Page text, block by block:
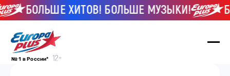
БОЛЬШЕ ХИТОВ! БОЛЬШЕ МУЗЫКИ!
№ 1 в России*